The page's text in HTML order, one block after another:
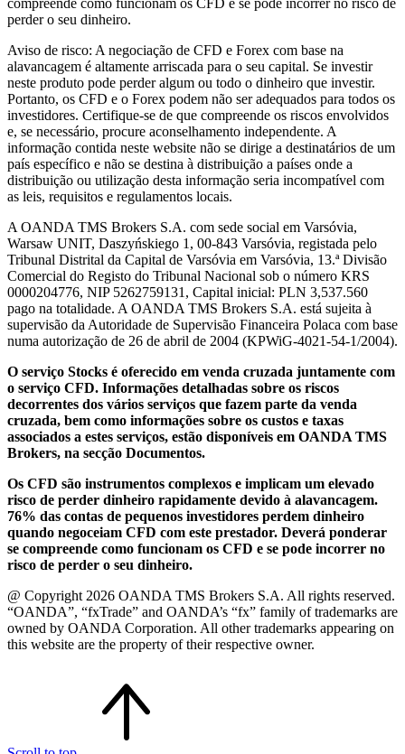
perder o seu dinheiro.
Aviso de risco: A negociação de CFD e Forex com base na
alavancagem é altamente arriscada para o seu capital. Se investir
neste produto pode perder algum ou todo o dinheiro que investir.
Portanto, os CFD e o Forex podem não ser adequados para todos os
investidores. Certifique-se de que compreende os riscos envolvidos
e, se necessário, procure aconselhamento independente. A
informação contida neste website não se dirige a destinatários de um
país específico e não se destina à distribuição a países onde a
distribuição ou utilização desta informação seria incompatível com
as leis, requisitos e regulamentos locais.
A OANDA TMS Brokers S.A. com sede social em Varsóvia,
Warsaw UNIT, Daszyńskiego 1, 00-843 Varsóvia, registada pelo
Tribunal Distrital da Capital de Varsóvia em Varsóvia, 13.ª Divisão
Comercial do Registo do Tribunal Nacional sob o número KRS
0000204776, NIP 5262759131, Capital inicial: PLN 3,537.560
pago na totalidade. A OANDA TMS Brokers S.A. está sujeita à
supervisão da Autoridade de Supervisão Financeira Polaca com base
numa autorização de 26 de abril de 2004 (KPWiG-4021-54-1/2004).
O serviço Stocks é oferecido em venda cruzada juntamente com
o serviço CFD. Informações detalhadas sobre os riscos
decorrentes dos vários serviços que fazem parte da venda
cruzada, bem como informações sobre os custos e taxas
associados a estes serviços, estão disponíveis em OANDA TMS
Brokers, na secção Documentos.
Os CFD são instrumentos complexos e implicam um elevado
risco de perder dinheiro rapidamente devido à alavancagem.
76% das contas de pequenos investidores perdem dinheiro
quando negoceiam CFD com este prestador. Deverá ponderar
se compreende como funcionam os CFD e se pode incorrer no
risco de perder o seu dinheiro.
@ Copyright 2026 OANDA TMS Brokers S.A. All rights reserved.
“OANDA”, “fxTrade” and OANDA’s “fx” family of trademarks are
owned by OANDA Corporation. All other trademarks appearing on
this website are the property of their respective owner.